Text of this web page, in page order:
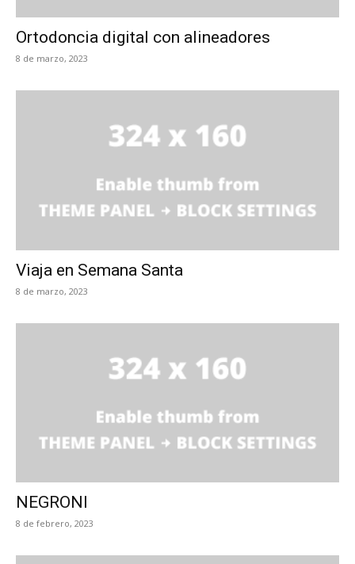
Ortodoncia digital con alineadores
8 de marzo, 2023
Viaja en Semana Santa
8 de marzo, 2023
NEGRONI
8 de febrero, 2023